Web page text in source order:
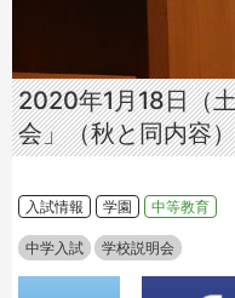
2020年1月18日（
会」（秋と同内容
入試情報 学園 中等教育
中学入試 学校説明会